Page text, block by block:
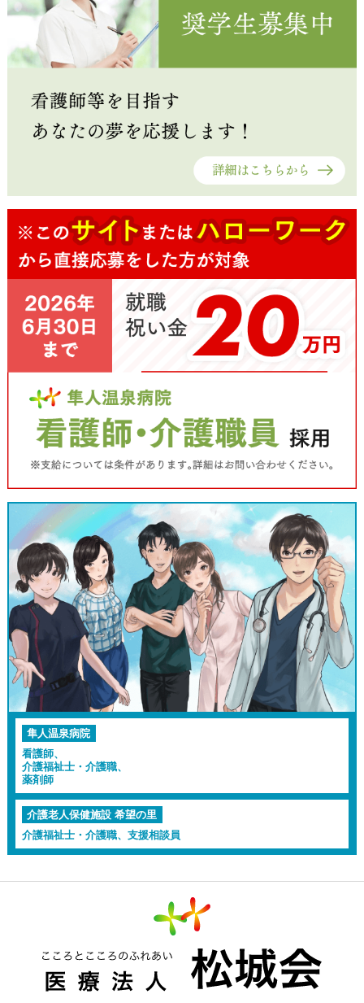
隼人温泉病院
看護師、
介護福祉士・介護職、
薬剤師
介護老人保健施設 希望の里
介護福祉士・介護職、支援相談員